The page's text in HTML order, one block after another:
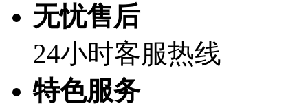
无忧售后
24小时客服热线
特色服务